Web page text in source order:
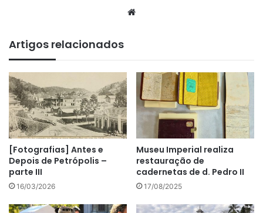
Artigos relacionados
[Fotografias] Antes e
Depois de Petrópolis –
parte III
16/03/2026
Museu Imperial realiza
restauração de
cadernetas de d. Pedro II
17/08/2025